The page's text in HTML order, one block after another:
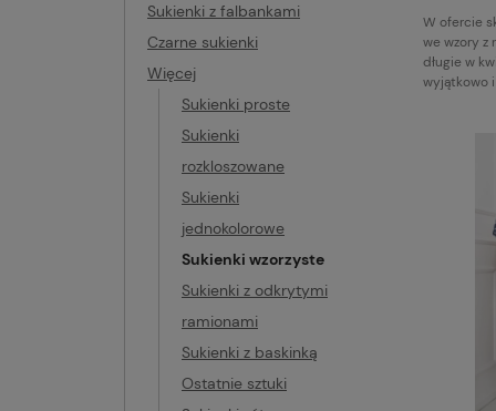
Sukienki z falbankami
Czarne sukienki
Więcej
Sukienki proste
Sukienki
rozkloszowane
Sukienki
jednokolorowe
Sukienki wzorzyste
Sukienki z odkrytymi
ramionami
Sukienki z baskinką
Ostatnie sztuki
W ofercie
we wzory z
długie w
wyjątkowo